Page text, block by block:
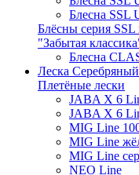
Блесна SSL
Блёсны серия SSL
"Забытая
Блесна
Леска
Плетёные лески
JABA X 6
JABA X 6
MIG Line
MIG Line
MIG Line
NEO Line